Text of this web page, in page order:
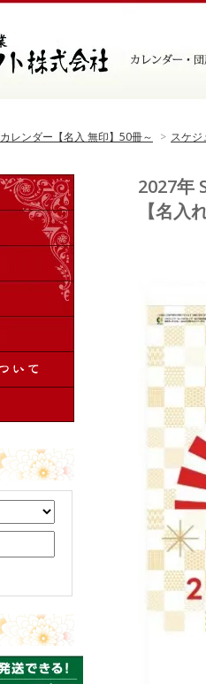
カレンダー【名入 無印】50冊～ > スケジ
2027年
【名入